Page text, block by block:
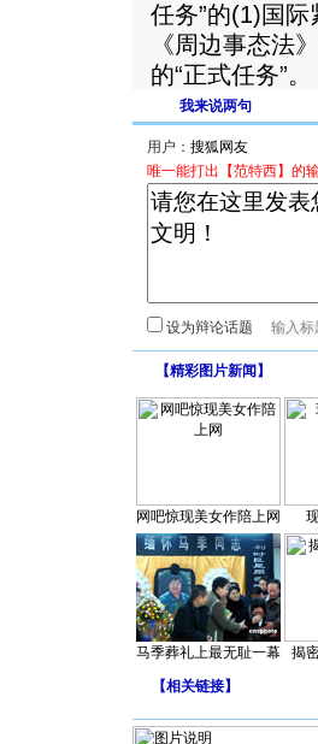
任务”的(1)国
《周边事态法
的“正式任务”。
我来说两句
用户：
唯一能打出【范特西】的
设为辩论话题
【精彩图片新闻 】
网吧惊现美女作陪上网
马季葬礼上最无耻一幕 揭
【相关链接】